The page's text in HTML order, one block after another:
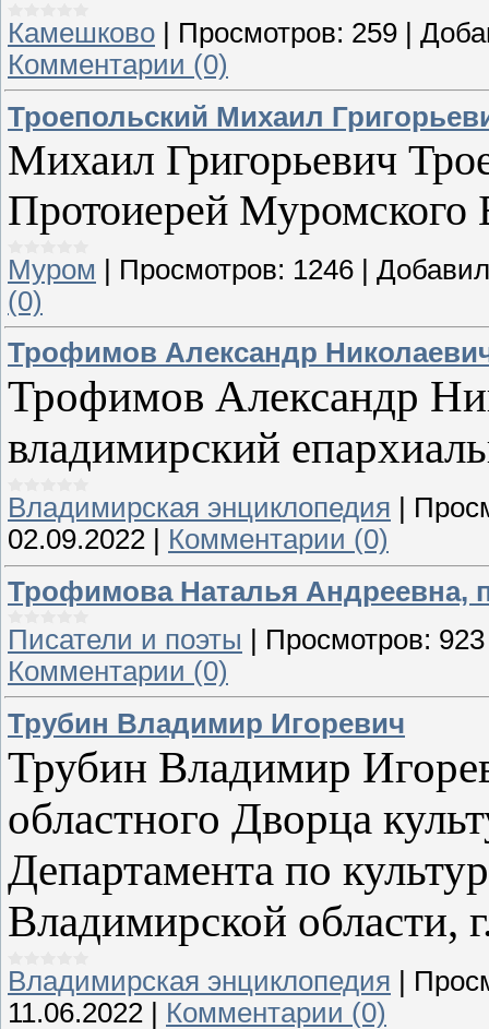
Камешково Просмотров: 259
Комментарии (0)
Троепольский Михаил
Михаил Григорьевич
Протоиерей Муромского
Муром | Просмотров: 1246 |
(0)
Трофимов Александр
Трофимов Александр
владимирский
Владимирская энциклопедия
02.09.2022
Комментарии (0)
Трофимова Наталья Андреевна,
Писатели и поэты
Просмотров: 923
Комментарии (0)
Трубин Владимир Игоревич
Трубин Владимир
областного Дворца
Департамента по
Владимирской области,
Владимирская энциклопедия |
11.06.2022 | Комментарии (0)